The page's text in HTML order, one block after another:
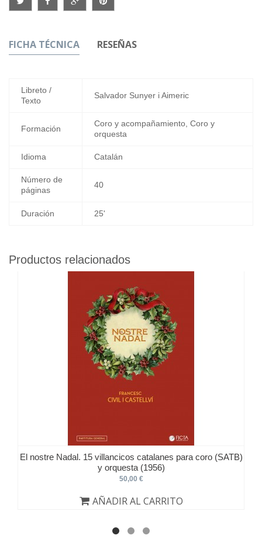
FICHA TÉCNICA RESEÑAS
Libreto /
Texto
Salvador Sunyer i Aimeric
Formación
Coro y acompañamiento, Coro y
orquesta
Idioma Catalán
Número de
páginas
40
Duración 25'
Productos relacionados
El nostre Nadal. 15 villancicos catalanes para coro (SATB)
y orquesta (1956)
50,00 €
AÑADIR AL CARRITO